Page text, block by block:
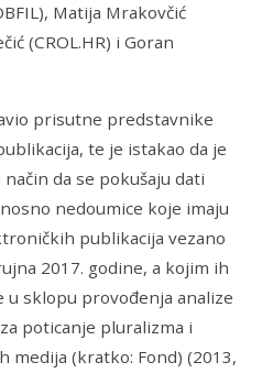
Matija Mrakovčić
(CROL.HR) i Goran
prisutne predstavnike
te je istakao da je
da se pokušaju dati
nedoumice koje imaju
publikacija vezano
2017. godine, a kojim ih
u sklopu provođenja analize
poticanje pluralizma i
(kratko: Fond) (2013,